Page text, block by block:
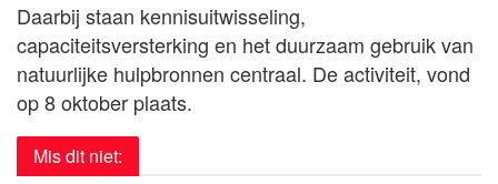
Daarbij staan kennisuitwisseling,
capaciteitsversterking en het duurzaam gebruik van
natuurlijke hulpbronnen centraal. De activiteit, vond
op 8 oktober plaats.
Mis dit niet: